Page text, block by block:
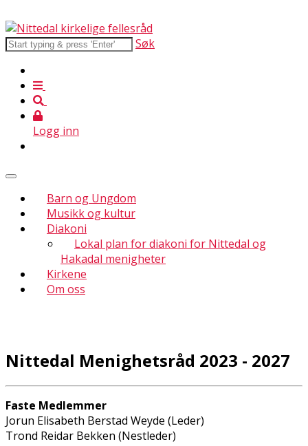
Søk
Logg inn
Barn og Ungdom
Musikk og kultur
Diakoni
Lokal plan for diakoni for Nittedal og
Hakadal menigheter
Kirkene
Om oss
Nittedal Menighetsråd 2023 - 2027
Faste Medlemmer
Jorun Elisabeth Berstad Weyde (Leder)
Trond Reidar Bekken (Nestleder)